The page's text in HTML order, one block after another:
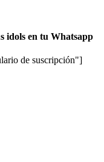
idols en tu Whatsapp
de suscripción"]